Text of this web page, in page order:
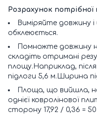
Розрахунок потрібної
Виміряйте довжину
обклеюється.
Помножте довжину
складіть отримані
площу.Наприклад,
підлоги 5,6 м.Ширина
Площа, що вийшла,
однієї ковролінової
сторону 17,92 / 0,36 =